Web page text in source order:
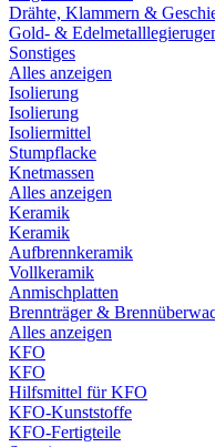
Drähte, Klammern &
Gold- &
Sonstiges
Alles anzeigen
Isolierung
Isolierung
Isoliermittel
Stumpflacke
Knetmassen
Alles anzeigen
Keramik
Keramik
Aufbrennkeramik
Vollkeramik
Anmischplatten
Brennträger &
Alles anzeigen
KFO
KFO
Hilfsmittel für KFO
KFO-Kunststoffe
KFO-Fertigteile